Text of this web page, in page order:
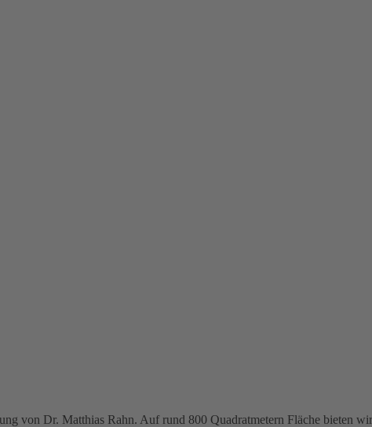
von Dr. Matthias Rahn. Auf rund 800 Quadratmetern Fläche bieten